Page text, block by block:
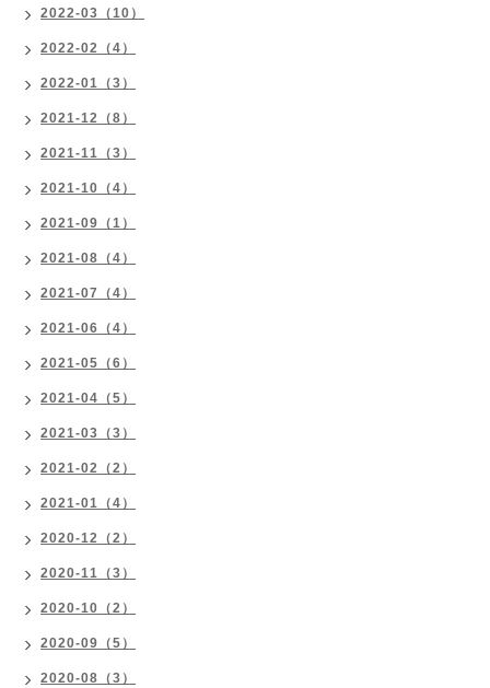
2022-03（10）
2022-02（4）
2022-01（3）
2021-12（8）
2021-11（3）
2021-10（4）
2021-09（1）
2021-08（4）
2021-07（4）
2021-06（4）
2021-05（6）
2021-04（5）
2021-03（3）
2021-02（2）
2021-01（4）
2020-12（2）
2020-11（3）
2020-10（2）
2020-09（5）
2020-08（3）